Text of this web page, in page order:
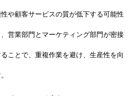
や顧客サービスの質が低下する可能性
営業部門とマーケティング部門が密接
ことで、重複作業を避け、生産性を向